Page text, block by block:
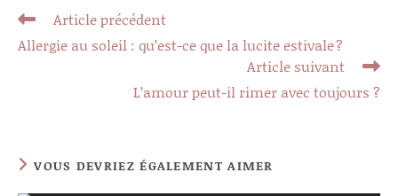
Read
articles
Article précédent
Allergie au soleil : qu’est-ce que la lucite estivale ?
Article suivant
L’amour peut-il rimer avec toujours ?
VOUS DEVRIEZ ÉGALEMENT AIMER